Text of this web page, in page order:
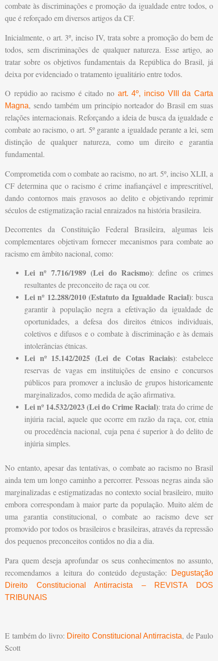
combate às discriminações e promoção da igualdade entre todos, o
que é reforçado em diversos artigos da CF.
Inicialmente, o art. 3º, inciso IV, trata sobre a promoção do bem de
todos, sem discriminações de qualquer natureza. Esse artigo, ao
tratar sobre os objetivos fundamentais da República do Brasil, já
deixa por evidenciado o tratamento igualitário entre todos.
O repúdio ao racismo é citado no art. 4º, inciso VIII da Carta
Magna, sendo também um princípio norteador do Brasil em suas
relações internacionais. Reforçando a ideia de busca da igualdade e
combate ao racismo, o art. 5º garante a igualdade perante a lei, sem
distinção de qualquer natureza, como um direito e garantia
fundamental.
Comprometida com o combate ao racismo, no art. 5º, inciso XLII, a
CF determina que o racismo é crime inafiançável e imprescritível,
dando contornos mais gravosos ao delito e objetivando reprimir
séculos de estigmatização racial enraizados na história brasileira.
Decorrentes da Constituição Federal Brasileira, algumas leis
complementares objetivam fornecer mecanismos para combate ao
racismo em âmbito nacional, como:
Lei nº 7.716/1989 (Lei do Racismo): define os crimes
resultantes de preconceito de raça ou cor.
Lei nº 12.288/2010 (Estatuto da Igualdade Racial): busca
garantir à população negra a efetivação da igualdade de
oportunidades, a defesa dos direitos étnicos individuais,
coletivos e difusos e o combate à discriminação e às demais
intolerâncias étnicas.
Lei nº 15.142/2025 (Lei de Cotas Raciais): estabelece
reservas de vagas em instituições de ensino e concursos
públicos para promover a inclusão de grupos historicamente
marginalizados, como medida de ação afirmativa.
Lei nº 14.532/2023 (Lei do Crime Racial): trata do crime de
injúria racial, aquele que ocorre em razão da raça, cor, etnia
ou procedência nacional, cuja pena é superior à do delito de
injúria simples.
No entanto, apesar das tentativas, o combate ao racismo no Brasil
ainda tem um longo caminho a percorrer. Pessoas negras ainda são
marginalizadas e estigmatizadas no contexto social brasileiro, muito
embora correspondam à maior parte da população. Muito além de
uma garantia constitucional, o combate ao racismo deve ser
promovido por todos os brasileiros e brasileiras, através da repressão
dos pequenos preconceitos contidos no dia a dia.
Para quem deseja aprofundar os seus conhecimentos no assunto,
recomendamos a leitura do conteúdo degustação:
Degustação
Direito Constitucional Antirracista – REVISTA DOS
TRIBUNAIS
E também do livro: Direito Constitucional Antirracista, de Paulo
Scott